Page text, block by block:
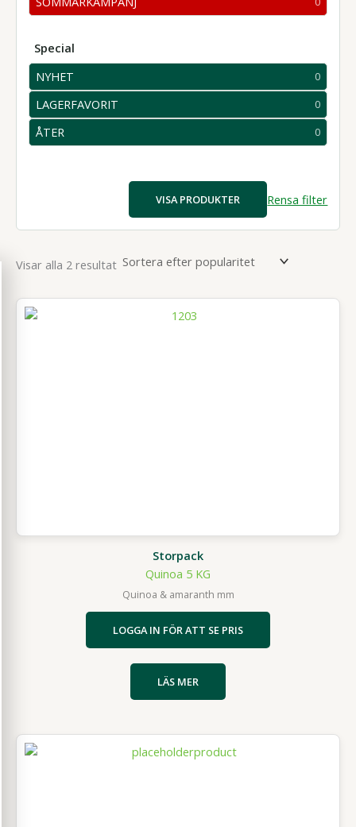
0
Special
NYHET
0
0
produkter
LAGERFAVORIT 0
0
produkter
ÅTER 0
0
VISA PRODUKTER Rensa filter
Visar alla 2 resultatSortera
Storpack
Quinoa 5 KG
Quinoa & amaranth mm
LOGGA IN FÖR ATT SE PRIS
LÄS MER